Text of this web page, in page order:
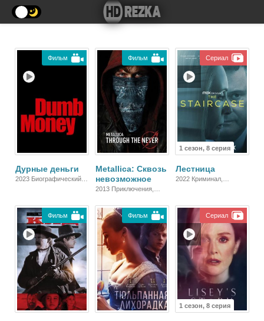
Фильм
Дурные деньги
2023 Биографический,
Фильм
Metallica: Сквозь
невозможное
2013 Приключения,
1 сезон, 8 серия
Сериал
Лестница
2022 Криминал,
Драма
Фильм
Фильм
1 сезон, 8 серия
Сериал